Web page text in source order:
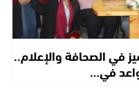
في الصحافة والإعلام..
في…